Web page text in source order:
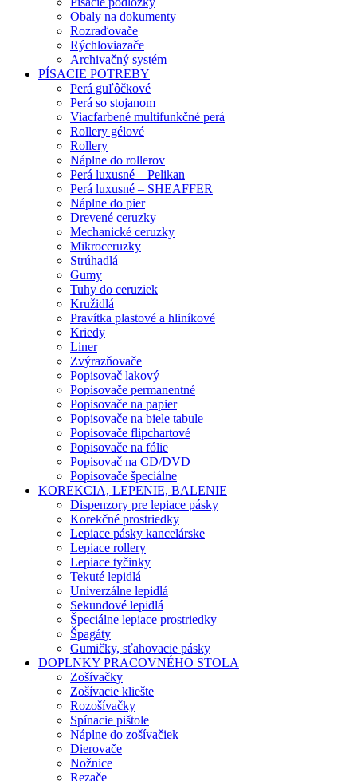
Obaly na dokumenty
Rozraďovače
Rýchloviazače
Archivačný systém
PÍSACIE POTREBY
Perá guľôčkové
Perá so stojanom
Viacfarbené multifunkčné perá
Rollery gélové
Rollery
Náplne do rollerov
Perá luxusné – Pelikan
Perá luxusné – SHEAFFER
Náplne do pier
Drevené ceruzky
Mechanické ceruzky
Mikroceruzky
Strúhadlá
Gumy
Tuhy do ceruziek
Kružidlá
Pravítka plastové a hliníkové
Kriedy
Liner
Zvýrazňovače
Popisovač lakový
Popisovače permanentné
Popisovače na papier
Popisovače na biele tabule
Popisovače flipchartové
Popisovače na fólie
Popisovač na CD/DVD
Popisovače špeciálne
KOREKCIA, LEPENIE, BALENIE
Dispenzory pre lepiace pásky
Korekčné prostriedky
Lepiace pásky kancelárske
Lepiace rollery
Lepiace tyčinky
Tekuté lepidlá
Univerzálne lepidlá
Sekundové lepidlá
Špeciálne lepiace prostriedky
Špagáty
Gumičky, sťahovacie pásky
DOPLNKY PRACOVNÉHO STOLA
Zošívačky
Zošívacie kliešte
Rozošívačky
Spínacie pištole
Náplne do zošívačiek
Dierovače
Nožnice
Rezače